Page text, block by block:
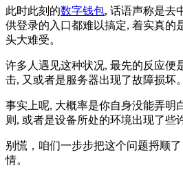
此时此刻的数字钱包, 话语声称是去
供登录的入口都难以搞定, 着实真的
头大难受。
许多人遇见这种状况, 最先的反应便
击, 又或者是服务器出现了故障损坏。
事实上呢, 大概率是你自身没能弄明
则, 或者是设备所处的环境出现了些
别慌，咱们一步步把这个问题捋顺
情。